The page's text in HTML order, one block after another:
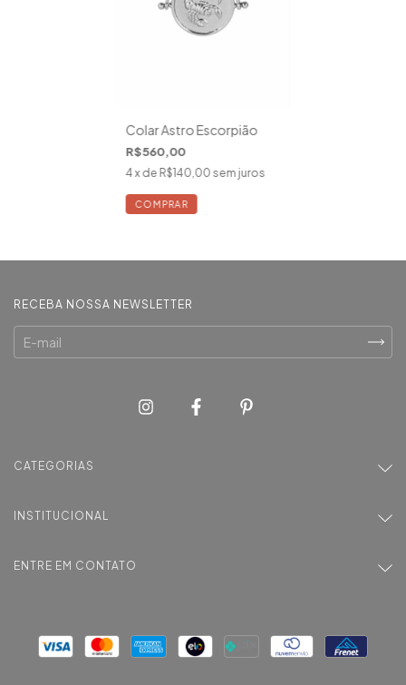
Colar Astro Escorpião
R$560,00
4x de R$140,00 sem juros
COMPRAR
RECEBA NOSSA NEWSLETTER
CATEGORIAS
INSTITUCIONAL
ENTRE EM CONTATO